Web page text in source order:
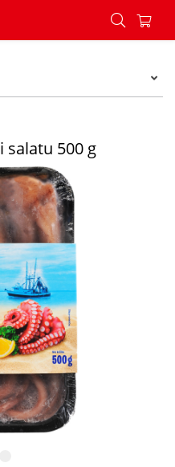
peku i salatu 500 g - Konzum
salatu 500 g